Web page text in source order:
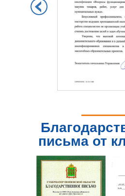
письма от